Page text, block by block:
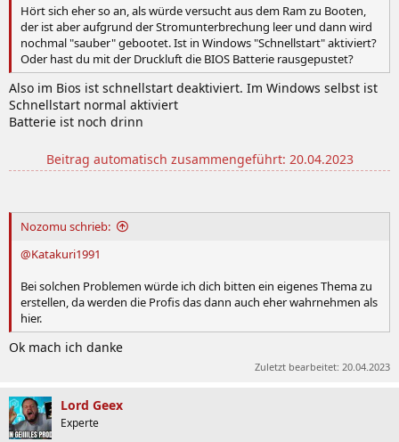
Hört sich eher so an, als würde versucht aus dem Ram zu Booten,
der ist aber aufgrund der Stromunterbrechung leer und dann wird
nochmal "sauber" gebootet. Ist in Windows "Schnellstart" aktiviert?
Oder hast du mit der Druckluft die BIOS Batterie rausgepustet?
Also im Bios ist schnellstart deaktiviert. Im Windows selbst ist
Schnellstart normal aktiviert
Batterie ist noch drinn
Beitrag automatisch zusammengeführt: 20.04.2023
Nozomu schrieb:
@Katakuri1991
Bei solchen Problemen würde ich dich bitten ein eigenes Thema zu
erstellen, da werden die Profis das dann auch eher wahrnehmen als
hier.
Ok mach ich danke
Zuletzt bearbeitet: 20.04.2023
Lord Geex
Experte